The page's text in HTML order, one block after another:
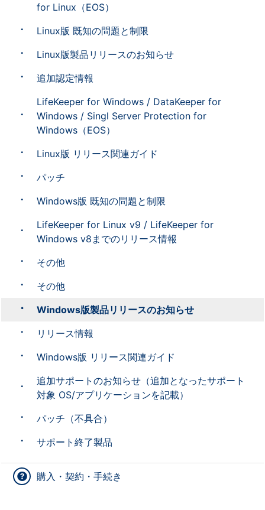
for Linux（EOS）
Linux版 既知の問題と制限
Linux版製品リリースのお知らせ
追加認定情報
LifeKeeper for Windows / DataKeeper for
Windows / Singl Server Protection for
Windows（EOS）
Linux版 リリース関連ガイド
パッチ
Windows版 既知の問題と制限
LifeKeeper for Linux v9 / LifeKeeper for
Windows v8までのリリース情報
その他
その他
Windows版製品リリースのお知らせ
リリース情報
Windows版 リリース関連ガイド
追加サポートのお知らせ（追加となったサポート
対象 OS/アプリケーションを記載）
パッチ（不具合）
サポート終了製品
購入・契約・手続き